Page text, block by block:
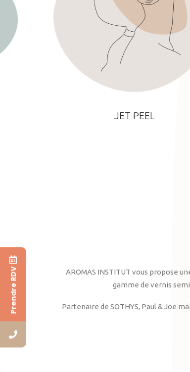
JET PEEL
AROMAS INSTITUT vous propose
gamme de vernis
Partenaire de SOTHYS, Paul & Joe
Prendre RDV